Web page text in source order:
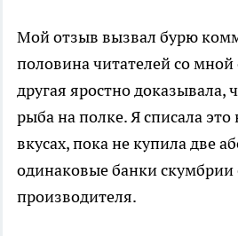
Мой отзыв вызвал бурю
половина читателей со мной
другая яростно доказывала,
рыба на полке. Я списала это
вкусах, пока не купила две
одинаковые банки скумбрии
производителя.